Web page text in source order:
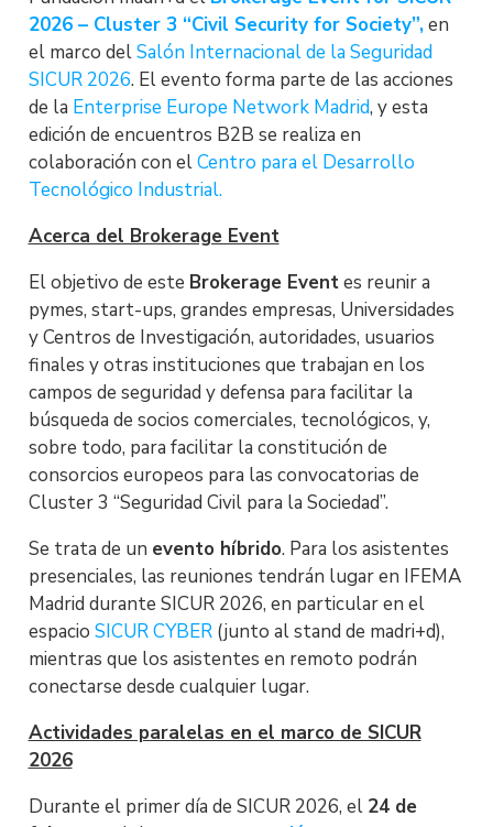
2026 – Cluster 3 “Civil Security for Society”,en
el marco delSalón Internacional de la Seguridad
SICUR 2026. El evento forma parte de las acciones
de la Enterprise Europe Network Madrid, y esta
edición de encuentros B2B se realiza en
colaboración con elCentro para el Desarrollo
Tecnológico Industrial.
Acerca del Brokerage Event
El objetivo de este Brokerage Eventes reunir a
pymes, start-ups, grandes empresas, Universidades
y Centros de Investigación, autoridades, usuarios
finales y otras instituciones que trabajan en los
campos de seguridad y defensa para facilitar la
búsqueda de socios comerciales, tecnológicos, y,
sobre todo, para facilitar la constitución de
consorcios europeos para las convocatorias de
Cluster 3 “Seguridad Civil para la Sociedad”.
Se trata de un evento híbrido. Para los asistentes
presenciales, las reuniones tendrán lugar en IFEMA
Madrid durante SICUR 2026, en particular en el
espacio SICUR CYBER (junto al stand de madri+d),
mientras que los asistentes en remoto podrán
conectarse desde cualquier lugar.
Actividades paralelas en el marco de SICUR
2026
Durante el primer día de SICUR 2026, el 24 de